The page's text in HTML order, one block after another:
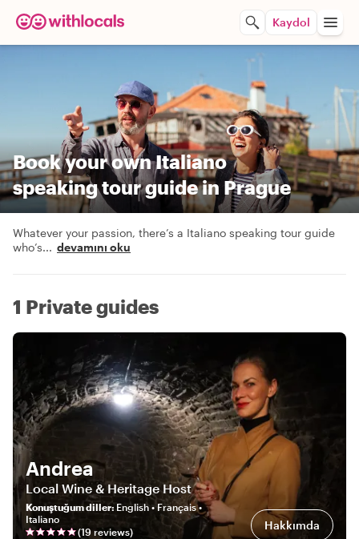
Kaydol
Book your own Italiano
speaking tour guide in Prague
Whatever your passion, there’s a Italiano speaking tour guide
who’s... devamını oku
1 Private guides
Andrea
Local Wine & Heritage Host
Konuştuğum diller: English • Français •
Italiano
(19 reviews) Hakkımda